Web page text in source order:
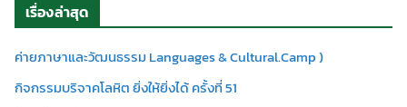
เรื่องล่าสุด
ค่ายภาษาและวัฒนธรรม Languages & Cultural.Camp )
กิจกรรมบริจาคโลหิต ยิ่งให้ยิ่งได้ ครั้งที่ 51